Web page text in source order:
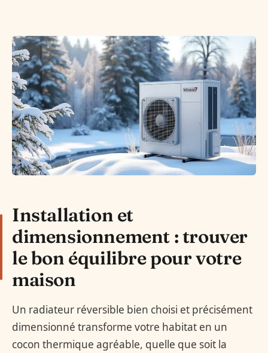
Installation et
dimensionnement : trouver
le bon équilibre pour votre
maison
Un radiateur réversible bien choisi et précisément
dimensionné transforme votre habitat en un
cocon thermique agréable, quelle que soit la